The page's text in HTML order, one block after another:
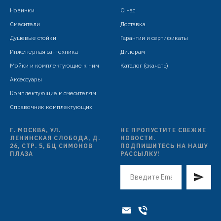
Новинки
Смесители
Душевые стойки
Инженерная сантехника
Мойки и комплектующие к ним
Аксессуары
Комплектующие к смесителям
Справочник комплектующих
О нас
Доставка
Гарантии и сертификаты
Дилерам
Каталог (скачать)
Г. МОСКВА, УЛ.
ЛЕНИНСКАЯ СЛОБОДА, Д.
26, СТР. 5, БЦ СИМОНОВ
ПЛАЗА
НЕ ПРОПУСТИТЕ СВЕЖИЕ
НОВОСТИ.
ПОДПИШИТЕСЬ НА НАШУ
РАССЫЛКУ!